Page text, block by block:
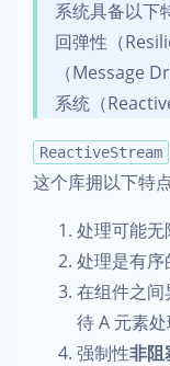
系统具备以下
回弹性（
（Message
系统（
ReactiveStream
这个库拥以下特
处理可能
处理是有序
在组件之
待 A 元素处
强制性非阻